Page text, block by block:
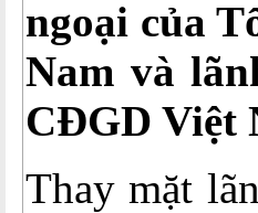
ngoại của
Nam và
CĐGD Việt
Thay mặt